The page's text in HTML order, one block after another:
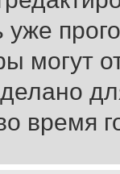
уже
могут
время